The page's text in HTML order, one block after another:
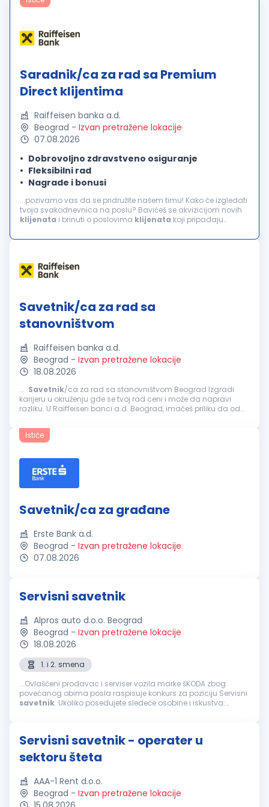
Saradnik/ca za rad sa Premium
Direct klijentima
Raiffeisen banka a.d.
Beograd - Izvan pretražene lokacije
07.08.2026
Dobrovoljno zdravstveno osiguranje
Fleksibilni rad
Nagrade i bonusi
...pozivamo vas da se pridružite našem timu! Kako će izgledati
tvoja svakodnevnica na poslu? Bavićeš se akvizicijom novih
klijenata i brinuti o poslovima klijenata koji pripadaju
komunikaciju sa klijentima...
Savetnik/ca za rad sa
stanovništvom
Raiffeisen banka a.d.
Beograd - Izvan pretražene lokacije
18.08.2026
... Savetnik/ca za rad sa stanovništvom Beograd Izgradi
karijeru u okruženju gde se tvoj rad ceni i može da napravi
razliku. U Raiffeisen banci a.d. Beograd, imaćeš priliku da od
više...
Ističe
Savetnik/ca za građane
Erste Bank a.d.
Beograd - Izvan pretražene lokacije
07.08.2026
Servisni savetnik
Alpros auto d.o.o. Beograd
Beograd - Izvan pretražene lokacije
18.08.2026
1. i 2. smena
...Ovlašćeni prodavac i serviser vozila marke šKODA zbog
povećanog obima posla raspisuje konkurs za poziciju Servisni
savetnik. Ukoliko posedujete sledeće osobine i iskustva:
Servisni savetnik - operater u
sektoru šteta
AAA-1 Rent d.o.o.
Beograd - Izvan pretražene lokacije